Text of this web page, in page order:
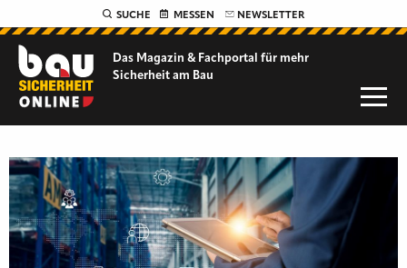
SUCHE MESSEN NEWSLETTER
Das Magazin & Fachportal für mehr
Sicherheit am Bau